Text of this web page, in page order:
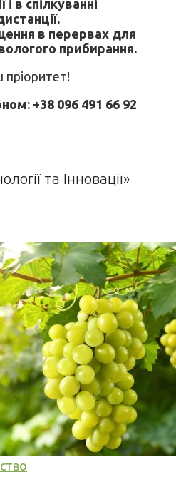
і в спілкуванні
.
в перервах для
прибирання.
пріоритет!
+38 096 491 66 92
та Інновації»